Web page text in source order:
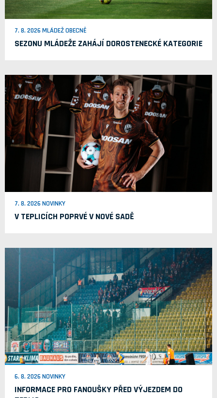
7. 8. 2026 MLÁDEŽ OBECNĚ
SEZONU MLÁDEŽE ZAHÁJÍ DOROSTENECKÉ KATEGORIE
7. 8. 2026 NOVINKY
V TEPLICÍCH POPRVÉ V NOVÉ SADĚ
6. 8. 2026 NOVINKY
INFORMACE PRO FANOUŠKY PŘED VÝJEZDEM DO